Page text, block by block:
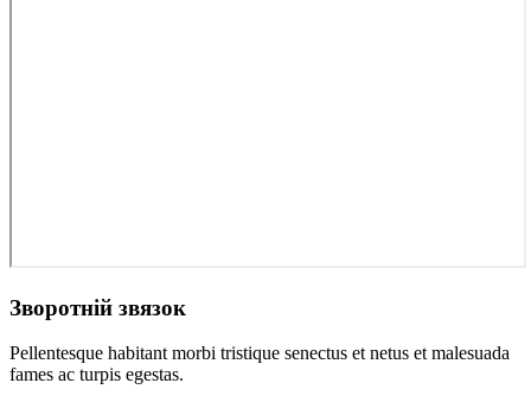
Зворотній звязок
Pellentesque habitant morbi tristique senectus et netus et malesuada
fames ac turpis egestas.